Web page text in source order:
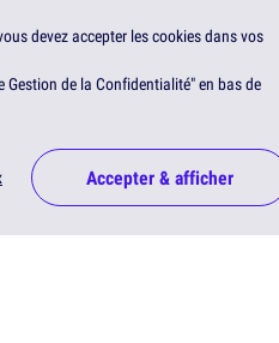
devez accepter les cookies dans vos
de la Confidentialité" en bas de
Accepter & afficher